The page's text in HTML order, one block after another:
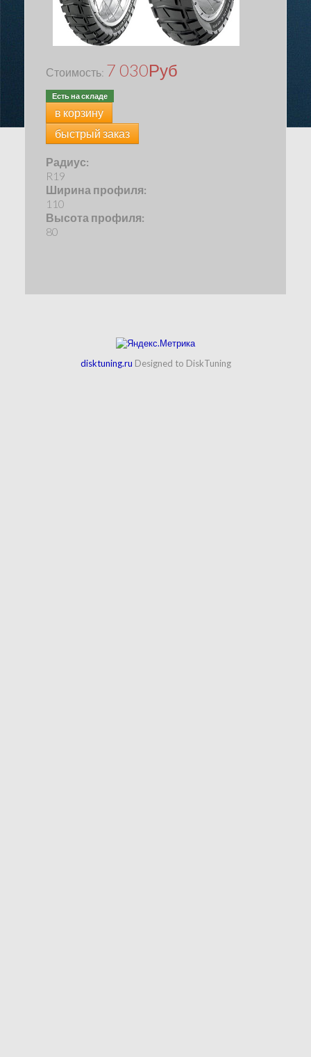
Стоимость: 7 030Руб
Есть на складе
в корзину
быстрый заказ
Радиус:
R19
Ширина профиля:
110
Высота профиля:
80
disktuning.ru Designed to DiskTuning